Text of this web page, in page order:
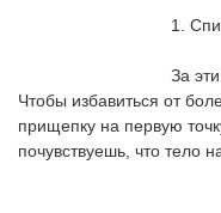
1.
За
Чтобы избавиться от
прищепку на первую
почувствуешь, что тело